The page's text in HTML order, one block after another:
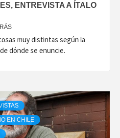
ENTREVISTA A ÍTALO
muy distintas según la
dónde se enuncie.
EN CHILE